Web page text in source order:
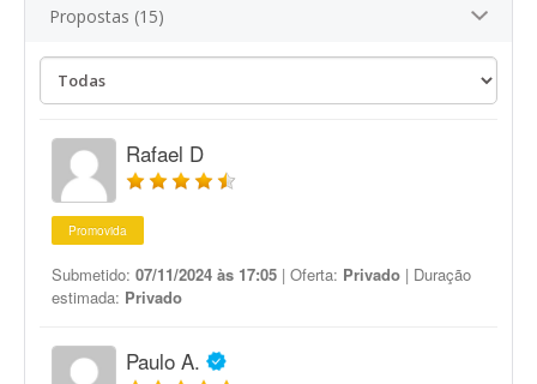
Propostas (15)
Rafael D
Promovida
Submetido: 07/11/2024 às 17:05 | Oferta: Privado | Duração
estimada: Privado
Paulo A.